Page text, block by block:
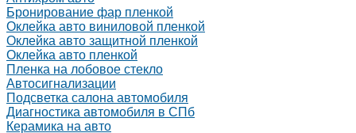
Бронирование фар пленкой
Оклейка авто виниловой пленкой
Оклейка авто защитной пленкой
Оклейка авто пленкой
Пленка на лобовое стекло
Автосигнализации
Подсветка салона автомобиля
Диагностика автомобиля в СПб
Керамика на авто